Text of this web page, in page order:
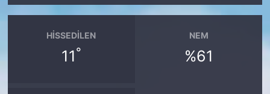
HISSEDILEN
11°
NEM
%61